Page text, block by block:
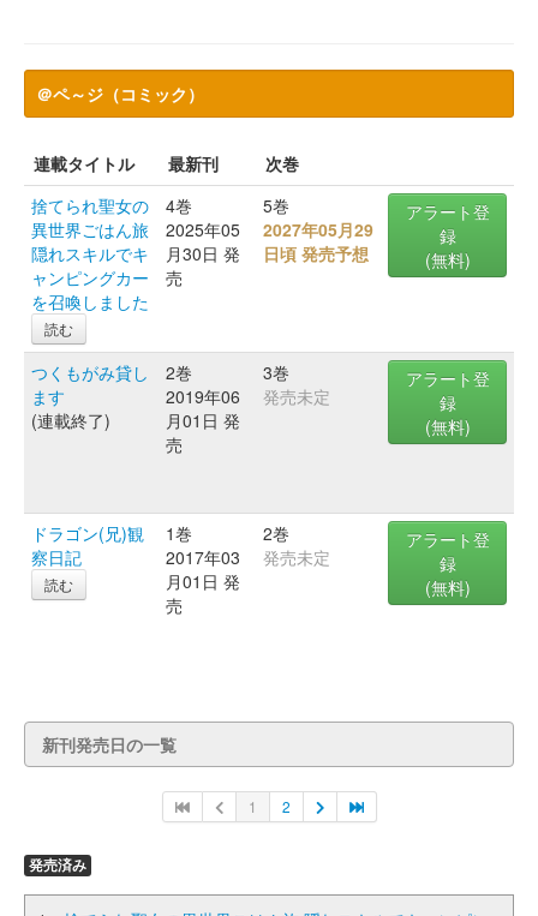
＠ペ～ジ（コミック）
連載タイトル 最新刊
次巻
捨てられ聖女の
異世界ごはん旅
隠れスキルでキ
ャンピングカー
を召喚しました
読む
4巻
2025年05
月30日 発
売
5巻
2027年05月29
日頃 発売予想
アラート登
録
(無料)
つくもがみ貸し
ます
(連載終了)
2巻
2019年06
月01日 発
売
3巻
発売未定
アラート登
録
(無料)
ドラゴン(兄)観
察日記
読む
1巻
2017年03
月01日 発
売
2巻
発売未定
アラート登
録
(無料)
新刊発売日の一覧
1 2
発売済み